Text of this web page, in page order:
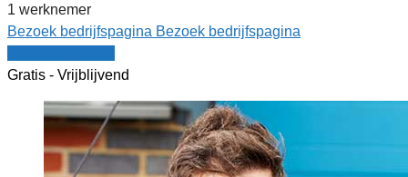
1 werknemer
Bezoek bedrijfspagina Bezoek bedrijfspagina
Gratis - Vrijblijvend